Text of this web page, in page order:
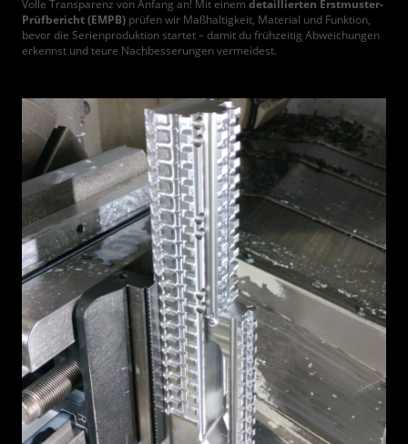
Volle Transparenz von Anfang an! Mit einem detaillierten Erstmuster-
Prüfbericht (EMPB) prüfen wir Maßhaltigkeit, Material und Funktion,
bevor die Serienproduktion startet – damit du frühzeitig Abweichungen
erkennst und teure Nachbesserungen vermeidest.